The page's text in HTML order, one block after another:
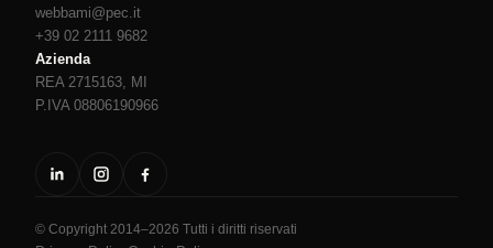
webbami@pec.it
+39 02 2111 9682
Azienda
REA 2715163, MI
P.IVA 08806190966
© Copyright 2014–2026 Tutti i diritti riservati